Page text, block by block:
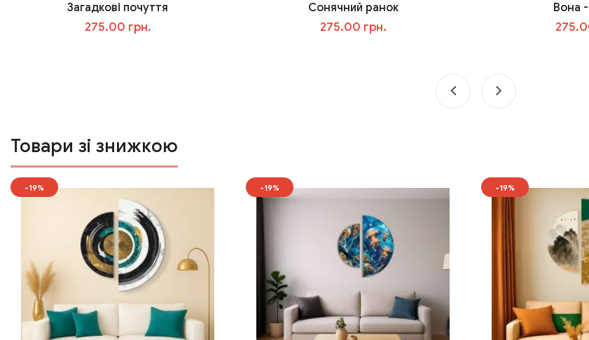
Загадкові почуття
275.00 грн.
Сонячний ранок
275.00 грн.
Вона -
Товари зі знижкою
-19% -19% -19%